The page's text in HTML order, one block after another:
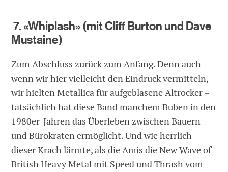
7. «Whiplash» (mit Cliff Burton und Dave
Mustaine)
Zum Abschluss zurück zum Anfang. Denn auch
wenn wir hier vielleicht den Eindruck vermitteln,
wir hielten Metallica für aufgeblasene Altrocker –
tatsächlich hat diese Band manchem Buben in den
1980er-Jahren das Überleben zwischen Bauern
und Bürokraten ermöglicht. Und wie herrlich
dieser Krach lärmte, als die Amis die New Wave of
British Heavy Metal mit Speed und Thrash vom